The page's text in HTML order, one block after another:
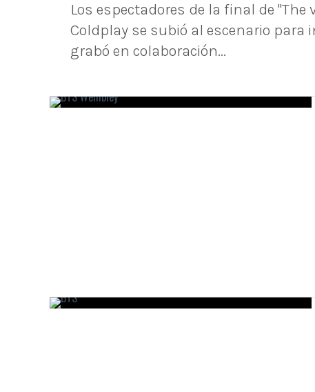
Los espectadores de la final de
Coldplay se subió al escenario para
grabó en colaboración...